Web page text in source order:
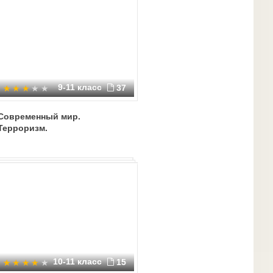
привело к утрате нравственных ценностей.
к новым
9-11 класс 37
мир.
10-11 класс 15